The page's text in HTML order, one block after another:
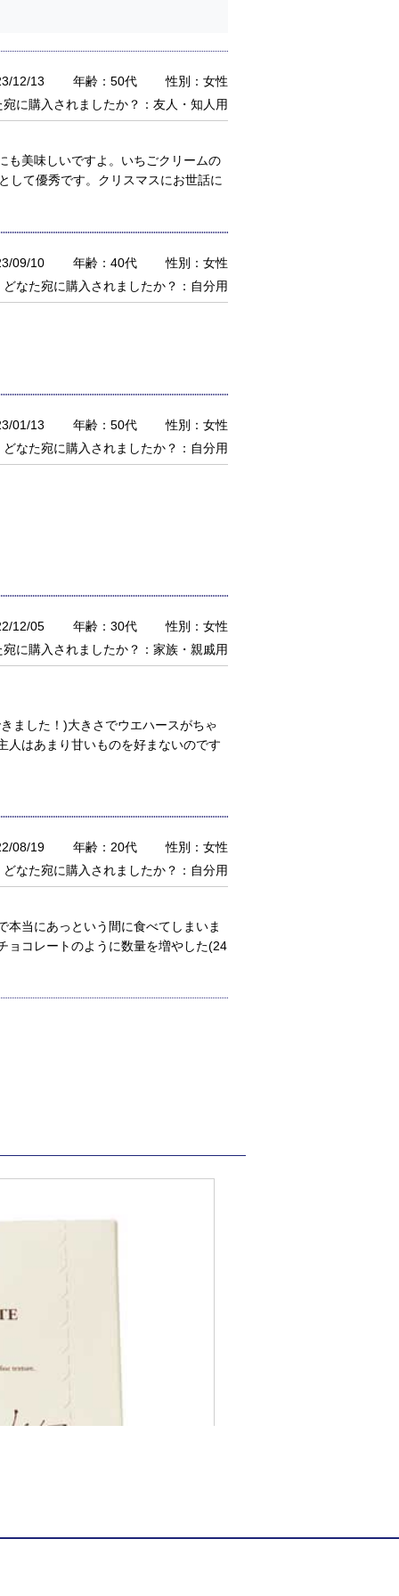
12/13 年齢：50代
性別：女性
宛に購入されましたか？：友人・知人用
も美味しいですよ。いちごクリームの
して優秀です。クリスマスにお世話に
09/10 年齢：40代
性別：女性
どなた宛に購入されましたか？：自分用
01/13 年齢：50代
性別：女性
どなた宛に購入されましたか？：自分用
12/05 年齢：30代
性別：女性
宛に購入されましたか？：家族・親戚用
ました！)大きさでウエハースがちゃ
人はあまり甘いものを好まないのです
08/19 年齢：20代
性別：女性
どなた宛に購入されましたか？：自分用
当にあっという間に食べてしまいま
ョコレートのように数量を増やした(24